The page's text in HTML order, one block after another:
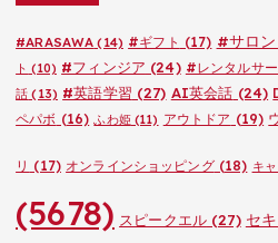
#ARASAWA (14) #ギフト (17) #サロ
ト (10) #フィンジア (24) #レンタルサ
話 (13) #英語学習 (27) AI英会話 (24)
ペパボ (16) ふわ姫(11) アウトドア (19)
リ (17) オンラインショッピング(18) キ
(5678) スピークエル(27) セ